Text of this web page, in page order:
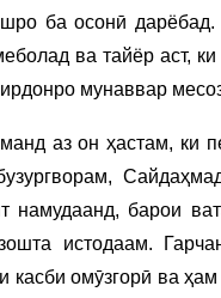
ба осонӣ
ва тайёр аст,
мунаввар
аз он ҳастам, ки
намудаанд, барои
истодаам.
касби омӯзгорӣ ва